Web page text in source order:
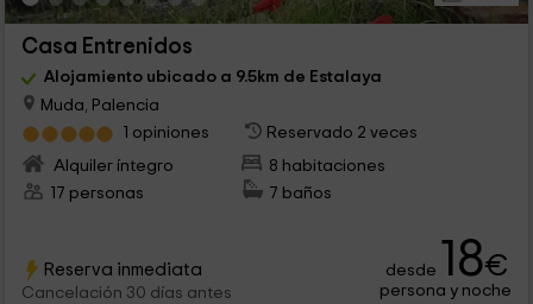
Casa Entrenidos
Alojamiento ubicado a 9.5km de Estalaya
Muda, Palencia
1 opiniones
Reservado 2 veces
Alquiler íntegro
8 habitaciones
17 personas
7 baños
Reserva inmediata
Cancelación 30 días antes
desde 18€
persona y noche